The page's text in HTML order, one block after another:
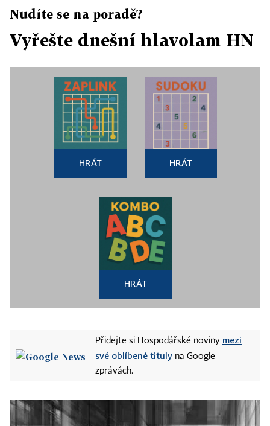
Nudíte se na poradě?
Vyřešte dnešní hlavolam HN
HRÁT HRÁT
HRÁT
Přidejte si Hospodářské noviny mezi
své oblíbené tituly na Google
zprávách.